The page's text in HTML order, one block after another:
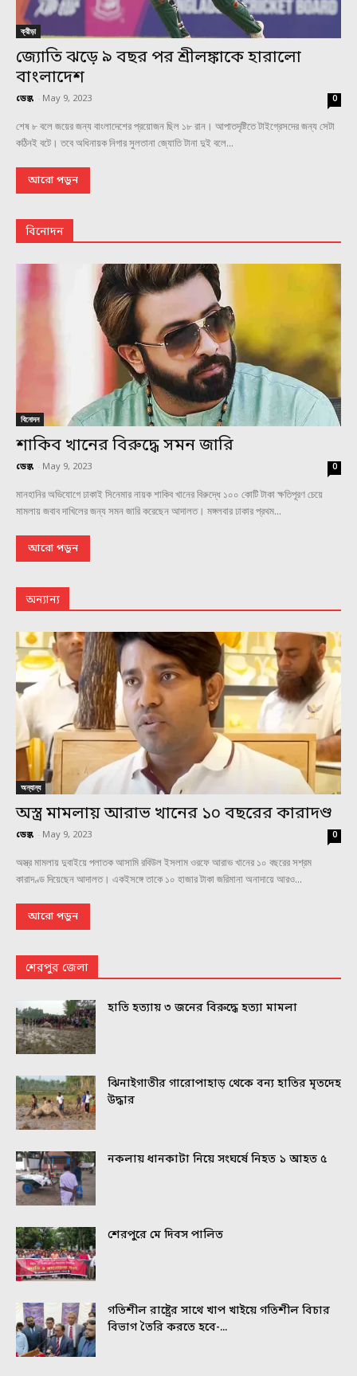
ক্রীড়া
জ্যোতি ঝড়ে ৯ বছর পর শ্রীলঙ্কাকে হারালো
বাংলাদেশ
ডেস্ক - May 9, 2023 0
শেষ ৮ বলে জয়ের জন্য বাংলাদেশের প্রয়োজন ছিল ১৮ রান। আপাতদৃষ্টিতে টাইগ্রেসদের জন্য সেটা
কঠিনই বটে। তবে অধিনায়ক নিগার সুলতানা জ্যোতি টানা দুই বলে...
আরো পড়ুন
বিনোদন
বিনোদন
শাকিব খানের বিরুদ্ধে সমন জারি
ডেস্ক - May 9, 2023 0
মানহানির অভিযোগে ঢাকাই সিনেমার নায়ক শাকিব খানের বিরুদ্ধে ১০০ কোটি টাকা ক্ষতিপূরণ চেয়ে
মামলায় জবাব দাখিলের জন্য সমন জারি করেছেন আদালত। মঙ্গলবার ঢাকার প্রথম...
আরো পড়ুন
অন্যান্য
অন্যান্য
অস্ত্র মামলায় আরাভ খানের ১০ বছরের কারাদণ্ড
ডেস্ক - May 9, 2023 0
অস্ত্র মামলায় দুবাইয়ে পলাতক আসামি রবিউল ইসলাম ওরফে আরাভ খানের ১০ বছরের সশ্রম
কারাদণ্ড দিয়েছেন আদালত। একইসঙ্গে তাকে ১০ হাজার টাকা জরিমানা অনাদায়ে আরও...
আরো পড়ুন
শেরপুর জেলা
হাতি হত্যায় ৩ জনের বিরুদ্ধে হত্যা মামলা
ঝিনাইগাতীর গারোপাহাড় থেকে বন্য হাতির মৃতদেহ
উদ্ধার
নকলায় ধানকাটা নিয়ে সংঘর্ষে নিহত ১ আহত ৫
শেরপুরে মে দিবস পালিত
গতিশীল রাষ্ট্রের সাথে খাপ খাইয়ে গতিশীল বিচার
বিভাগ তৈরি করতে হবে-...